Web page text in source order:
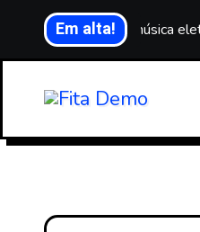
content
Em alta!
Luto na música